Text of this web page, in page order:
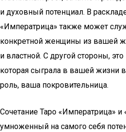
и духовный потенциал. В
«Императрица» также может
конкретной женщины из вашей
и властной. С другой стороны,
которая сыграла в вашей жизни
роль, ваша покровительница.
Сочетание Таро «Императрица» и
умноженный на самого себя